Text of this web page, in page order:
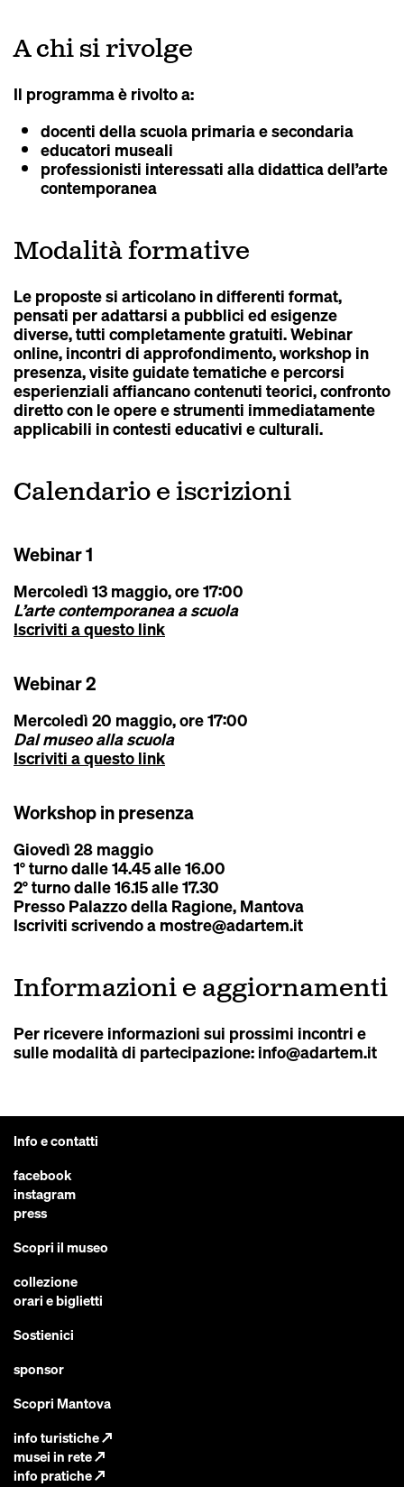
A chi si rivolge
Il programma è rivolto a:
docenti della scuola primaria e secondaria
educatori museali
professionisti interessati alla didattica dell’arte
contemporanea
Modalità formative
Le proposte si articolano in differenti format,
pensati per adattarsi a pubblici ed esigenze
diverse, tutti completamente gratuiti. Webinar
online, incontri di approfondimento, workshop in
presenza, visite guidate tematiche e percorsi
esperienziali affiancano contenuti teorici, confronto
diretto con le opere e strumenti immediatamente
applicabili in contesti educativi e culturali.
Calendario e iscrizioni
Webinar 1
Mercoledì 13 maggio, ore 17:00
L’arte contemporanea a scuola
Iscriviti a questo link
Webinar 2
Mercoledì 20 maggio, ore 17:00
Dal museo alla scuola
Iscriviti a questo link
Workshop in presenza
Giovedì 28 maggio
1° turno dalle 14.45 alle 16.00
2° turno dalle 16.15 alle 17.30
Presso Palazzo della Ragione, Mantova
Iscriviti scrivendo amostre@adartem.it
Informazioni e aggiornamenti
Per ricevere informazioni sui prossimi incontri e
sulle modalità di partecipazione:info@adartem.it
Info e contatti
facebook
instagram
press
Scopri il museo
collezione
orari e biglietti
Sostienici
sponsor
Scopri Mantova
info turistiche↗
musei in rete↗
info pratiche↗